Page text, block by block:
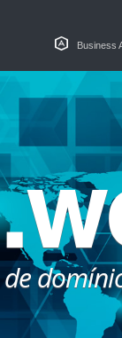
Business